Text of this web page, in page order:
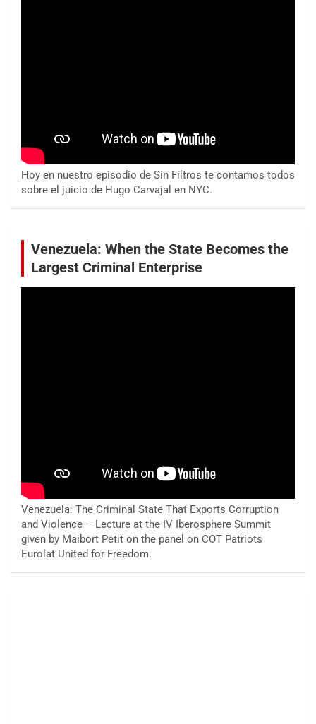
Hoy en nuestro episodio de Sin Filtros te contamos todos
sobre el juicio de Hugo Carvajal en NYC.
Venezuela: When the State Becomes the
Largest Criminal Enterprise
Venezuela: The Criminal State That Exports Corruption
and Violence – Lecture at the IV Iberosphere Summit
given by Maibort Petit on the panel on COT Patriots
Eurolat United for Freedom.